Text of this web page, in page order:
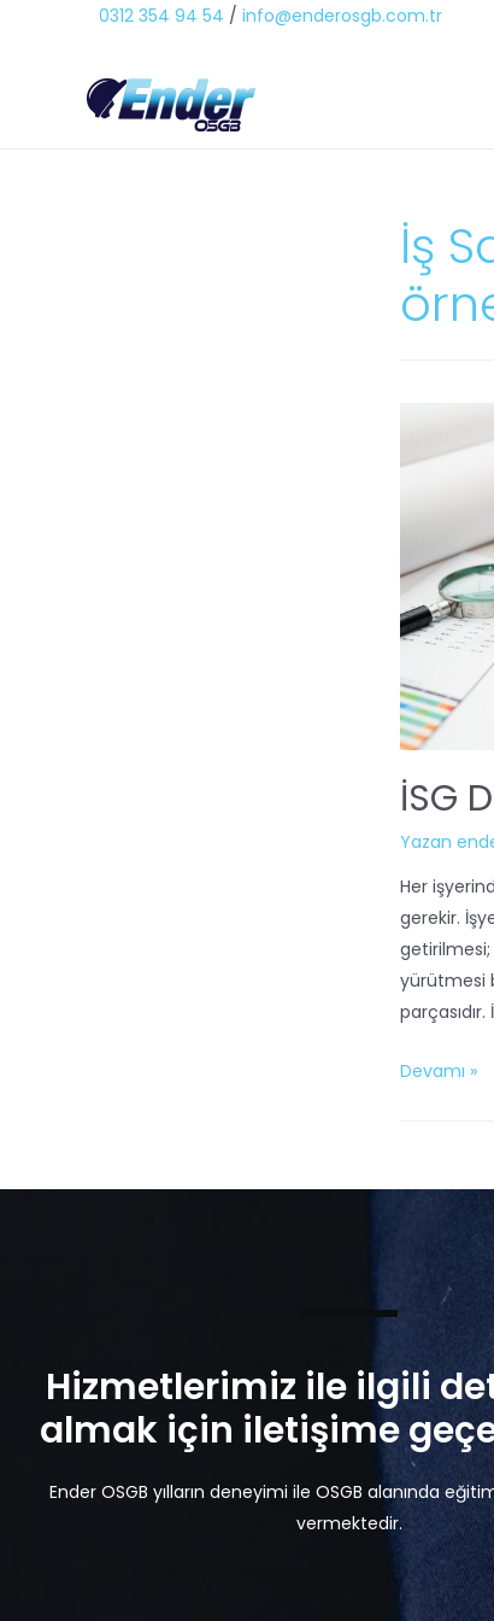
0312 354 94 54 / info@enderosgb.com.tr
İş
İSG
Yazan
Her
gerekir.
getirilmesi;
yürütmesi
Devamı »
Hizmetlerimiz ile ilgili
almak için iletişime
Ender OSGB yılların deneyimi ile OSGB alanında
vermektedir.